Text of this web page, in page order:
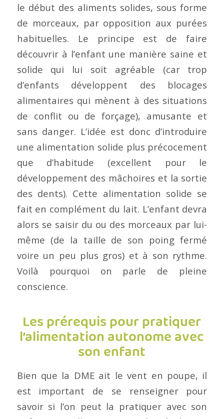
le début des aliments solides, sous forme
de morceaux, par opposition aux purées
habituelles. Le principe est de faire
découvrir à l’enfant une manière saine et
solide qui lui soit agréable (car trop
d’enfants développent des blocages
alimentaires qui mènent à des situations
de conflit ou de forçage), amusante et
sans danger. L’idée est donc d’introduire
une alimentation solide plus précocement
que d’habitude (excellent pour le
développement des mâchoires et la sortie
des dents). Cette alimentation solide se
fait en complément du lait. L’enfant devra
alors se saisir du ou des morceaux par lui-
même (de la taille de son poing fermé
voire un peu plus gros) et à son rythme.
Voilà pourquoi on parle de pleine
conscience.
Les prérequis pour pratiquer
l’alimentation autonome avec
son enfant
Bien que la DME ait le vent en poupe, il
est important de se renseigner pour
savoir si l’on peut la pratiquer avec son